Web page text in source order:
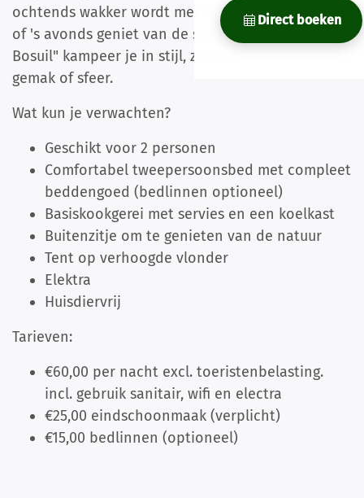
Direct boeken
ochtends wakker wordt met het gezang van vogels
of 's avonds geniet van de sterrenhemel: in "De
Bosuil" kampeer je in stijl, zonder concessies aan
gemak of sfeer.
Wat kun je verwachten?
Geschikt voor 2 personen
Comfortabel tweepersoonsbed met compleet
beddengoed (bedlinnen optioneel)
Basiskookgerei met servies en een koelkast
Buitenzitje om te genieten van de natuur
Tent op verhoogde vlonder
Elektra
Huisdiervrij
Tarieven:
€60,00 per nacht excl. toeristenbelasting.
incl. gebruik sanitair, wifi en electra
€25,00 eindschoonmaak (verplicht)
€15,00 bedlinnen (optioneel)